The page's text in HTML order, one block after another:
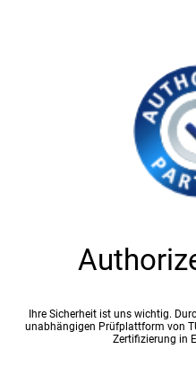
Ihre Sicherheit ist uns wichtig.
unabhängigen Prüfplattform von
Zertifizierung in